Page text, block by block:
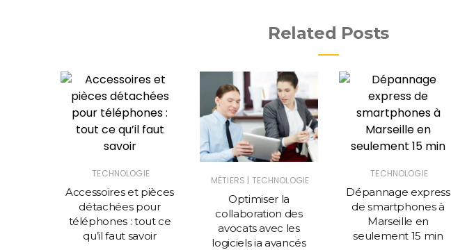
Related Posts
TECHNOLOGIE
Accessoires et pièces
détachées pour
téléphones : tout ce
qu’il faut savoir
MÉTIERS | TECHNOLOGIE
Optimiser la
collaboration des
avocats avec les
logiciels ia avancés
TECHNOLOGIE
Dépannage express
de smartphones à
Marseille en
seulement 15 min